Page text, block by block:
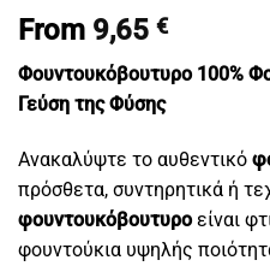
From 9,65 €
Φουντουκόβουτυρο 100%
Γεύση της Φύσης
Ανακαλύψτε το αυθεντικό
πρόσθετα, συντηρητικά ή
φουντουκόβουτυροείναι
φουντούκια υψηλής